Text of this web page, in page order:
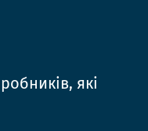
які